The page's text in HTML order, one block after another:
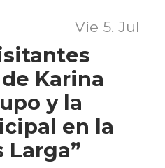
Vie 5. Jul
Karina
y la
en la
Larga”